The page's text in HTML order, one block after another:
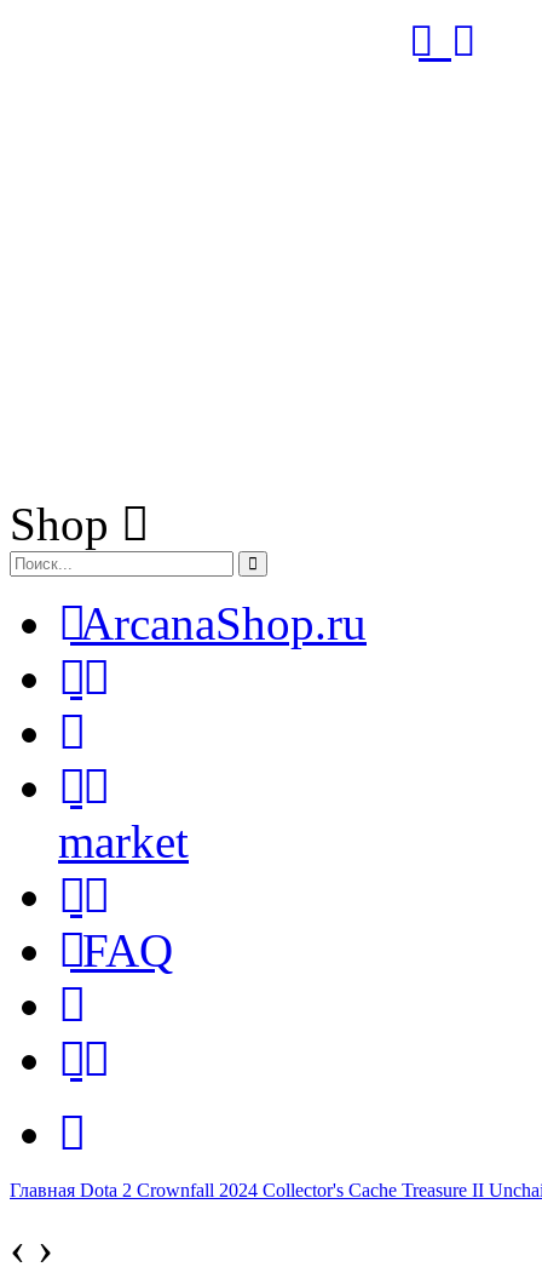
Shop
ArcanaShop.ru
market
FAQ
Главная Dota 2 Crownfall 2024 Collector's Cache Treasure II
‹ ›